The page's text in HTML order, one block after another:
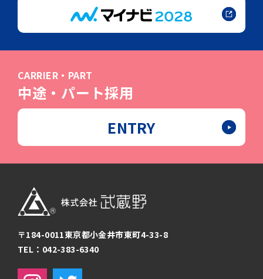
CARRIER・PART
中途・パート採用
ENTRY
〒184-0011東京都小金井市東町4-33-8
TEL：042-383-6340